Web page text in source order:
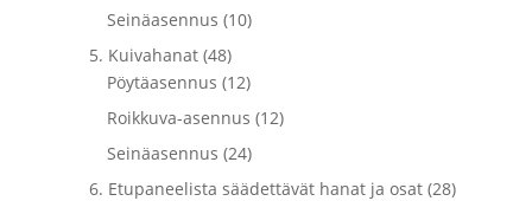
Seinäasennus (10)
5. Kuivahanat (48)
Pöytäasennus (12)
Roikkuva-asennus (12)
Seinäasennus (24)
6. Etupaneelista säädettävät hanat ja osat (28)